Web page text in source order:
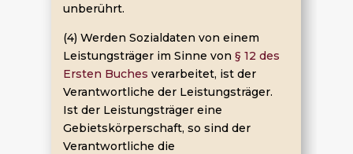
unberührt.
(4) Werden Sozialdaten von einem
Leistungsträger im Sinne von § 12 des
Ersten Buches verarbeitet, ist der
Verantwortliche der Leistungsträger.
Ist der Leistungsträger eine
Gebietskörperschaft, so sind der
Verantwortliche die